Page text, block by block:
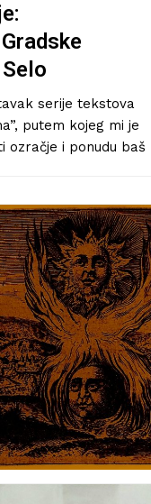
serije tekstova
putem kojeg mi je
ozračje i ponudu baš